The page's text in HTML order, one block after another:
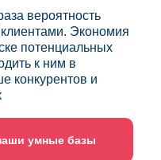
вероятность
Экономия
потенциальных
к ним в
конкурентов и
умные базы